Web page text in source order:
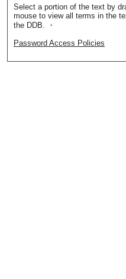
Select a portion of the text by
mouse to view all terms in the
the DDB. ・
Password Access Policies